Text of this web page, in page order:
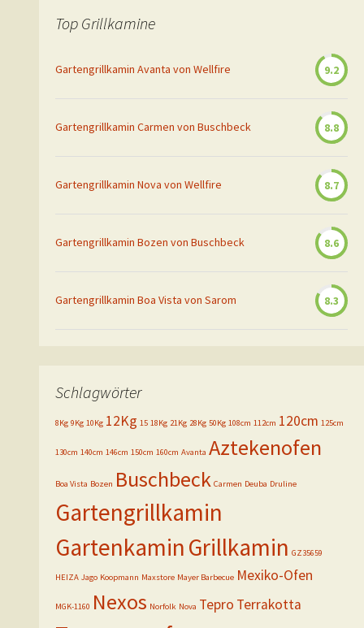
Top Grillkamine
Gartengrillkamin Avanta von Wellfire 9.2
Gartengrillkamin Carmen von Buschbeck 8.8
Gartengrillkamin Nova von Wellfire 8.7
Gartengrillkamin Bozen von Buschbeck 8.6
Gartengrillkamin Boa Vista von Sarom 8.3
Schlagwörter
8Kg 9Kg 10Kg 12Kg 15 18Kg 21Kg 28Kg 50Kg 108cm 112cm 120cm 125cm
130cm 140cm 146cm 150cm 160cm Avanta Aztekenofen
Boa Vista Bozen Buschbeck Carmen Deuba Druline
Gartengrillkamin
GartenkaminGrillkamin GZ35659
HEIZA Jago Koopmann Maxstore Mayer Barbecue Mexiko-Ofen
MGK-1160 Nexos Norfolk Nova Tepro Terrakotta